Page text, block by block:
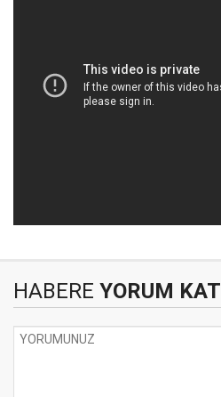
HABERE YORUM KAT